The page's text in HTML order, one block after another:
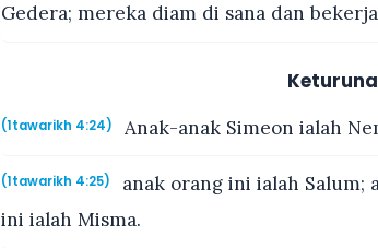
Gedera; mereka diam di sana dan
(1tawarikh 4:24) Anak-anak Simeon ialah
(1tawarikh 4:25)
anak orang ini ialah Salum;
ini ialah Misma.